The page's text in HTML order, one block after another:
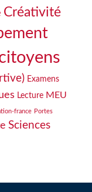
Créativité
Examens
Lecture MEU
france Portes
Sciences